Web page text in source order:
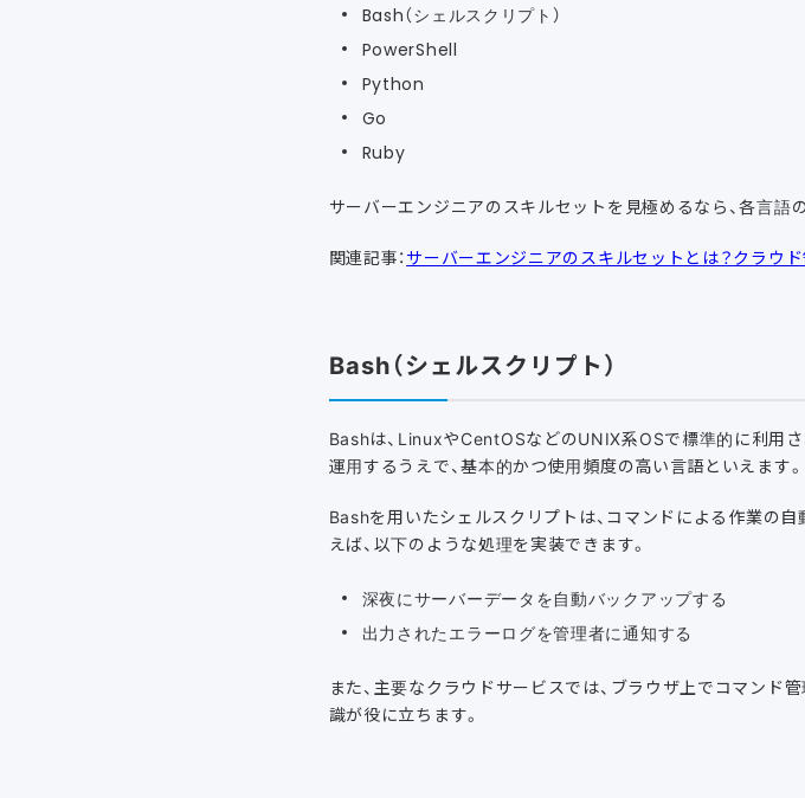
Bash（シェルスクリプト）
PowerShell
Python
Go
Ruby
サーバーエンジニアのスキルセットを見極めるなら、各言語
関連記事： サーバーエンジニアのスキルセットとは？クラウ
Bash（シェルスクリプト）
Bashは、LinuxやCentOSなどのUNIX系OSで標準的に利用
運用するうえで、基本的かつ使用頻度の高い言語といえます。
Bashを用いたシェルスクリプトは、コマンドによる作業の
えば、以下のような処理を実装できます。
深夜にサーバーデータを自動バックアップする
出力されたエラーログを管理者に通知する
また、主要なクラウドサービスでは、ブラウザ上でコマンド
識が役に立ちます。